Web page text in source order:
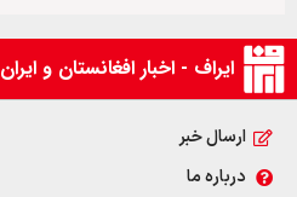
ایراف - اخبار افغانستان و ایران
ارسال خبر
درباره ما